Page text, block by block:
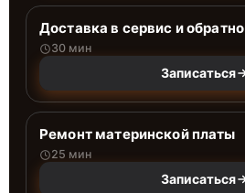
Доставка в сервис и обратно
30 мин
Записаться
Ремонт материнской платы
25 мин
Записаться